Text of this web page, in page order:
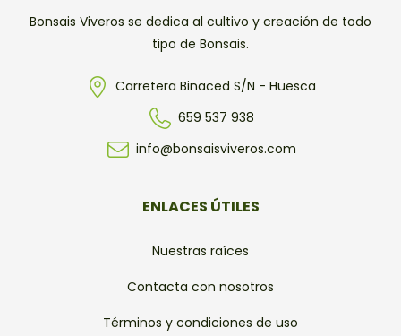
Bonsais Viveros se dedica al cultivo y creación de todo
tipo de Bonsais.
Carretera Binaced S/N - Huesca
659 537 938
info@bonsaisviveros.com
ENLACES ÚTILES
Nuestras raíces
Contacta con nosotros
Términos y condiciones de uso